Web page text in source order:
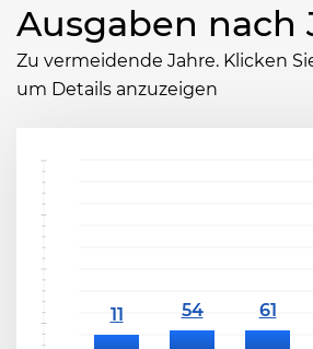
Ausgaben nach
Zu vermeidende Jahre. Klicken
um Details anzuzeigen